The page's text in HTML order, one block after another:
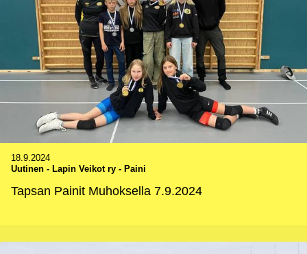
18.9.2024
Uutinen - Lapin Veikot ry - Paini
Tapsan Painit Muhoksella 7.9.2024